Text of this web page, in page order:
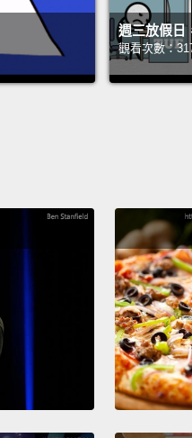
週三放假日
觀看次數：